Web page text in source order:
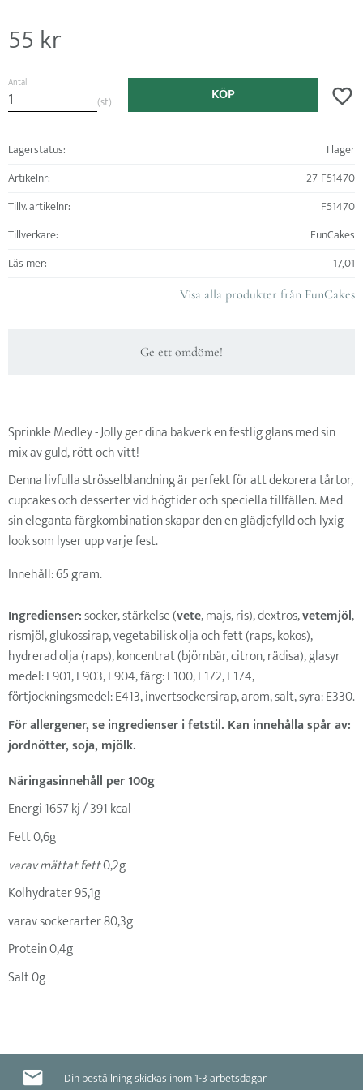
55 kr
Antal
st KÖP
Lagerstatus
I lager
Artikelnr
27-F51470
Tillv. artikelnr
F51470
Tillverkare
FunCakes
Läs mer
17,01
Visa alla produkter från FunCakes
Ge ett omdöme!
Sprinkle Medley - Jolly ger dina bakverk en festlig glans med sin
mix av guld, rött och vitt!
Denna livfulla strösselblandning är perfekt för att dekorera tårtor,
cupcakes och desserter vid högtider och speciella tillfällen. Med
sin eleganta färgkombination skapar den en glädjefylld och lyxig
look som lyser upp varje fest.
Innehåll: 65 gram.
Ingredienser:socker, stärkelse (vete, majs, ris), dextros,vetemjöl,
rismjöl, glukossirap, vegetabilisk olja och fett (raps, kokos),
hydrerad olja (raps), koncentrat (björnbär, citron, rädisa), glasyr
medel: E901, E903, E904, färg: E100, E172, E174,
förtjockningsmedel: E413, invertsockersirap, arom, salt, syra: E330.
För allergener, se ingredienser i fetstil. Kan innehålla spår av:
jordnötter, soja, mjölk.
Näringasinnehåll per 100g
Energi 1657 kj / 391 kcal
Fett 0,6g
varav mättat fett0,2g
Kolhydrater 95,1g
varav sockerarter 80,3g
Protein 0,4g
Salt 0g
Din beställning skickas inom 1-3 arbetsdagar